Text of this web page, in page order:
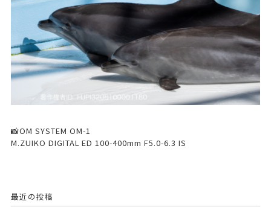
📸OM SYSTEM OM-1
M.ZUIKO DIGITAL ED 100-400mm F5.0-6.3 IS
最近の投稿